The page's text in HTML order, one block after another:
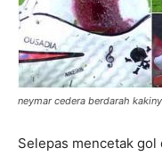
neymar cedera berdarah
Selepas mencetak